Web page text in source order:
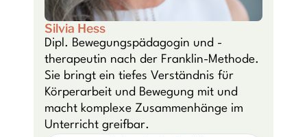
Silvia Hess
Dipl. Bewegungspädagogin und -
therapeutin nach der Franklin-Methode.
Sie bringt ein tiefes Verständnis für
Körperarbeit und Bewegung mit und
macht komplexe Zusammenhänge im
Unterricht greifbar.